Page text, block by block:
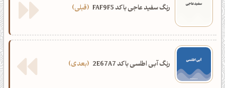
رنگ سفید عاجی با کد FAF9F5 قبلی
رنگ آبی اطلسی با کد 2E67A7 بعدی